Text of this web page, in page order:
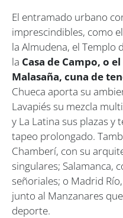
El entramado urbano
imprescindibles, como
la Almudena, el Templo
la Casa de Campo, o
Malasaña, cuna de
Chueca aporta su
Lavapiés su mezcla
y La Latina sus plazas y
tapeo prolongado.
Chamberí, con su
singulares; Salamanca,
señoriales; o Madrid
junto al Manzanares
deporte.